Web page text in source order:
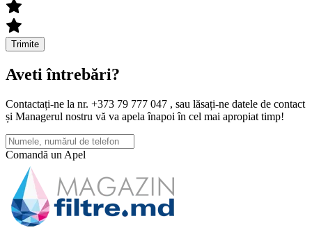
Trimite
Aveti întrebări?
Contactați-ne la nr. +373 79 777 047 , sau lăsați-ne datele de contact
și Managerul nostru vă va apela înapoi în cel mai apropiat timp!
Comandă un Apel